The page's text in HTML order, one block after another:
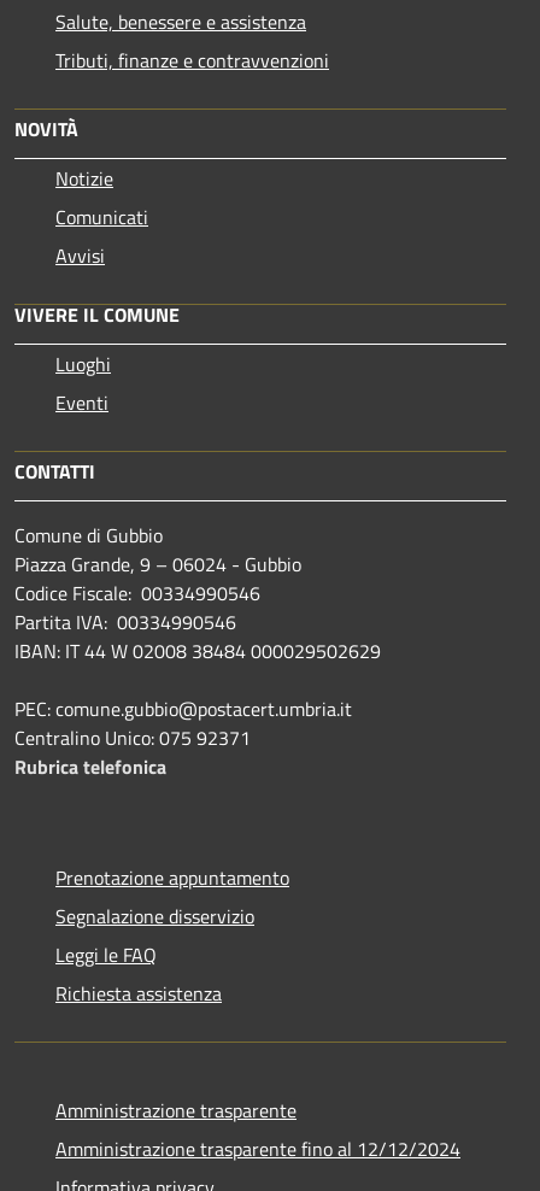
Salute, benessere e assistenza
Tributi, finanze e contravvenzioni
NOVITÀ
Notizie
Comunicati
Avvisi
VIVERE IL COMUNE
Luoghi
Eventi
CONTATTI
Comune di Gubbio
Piazza Grande, 9 – 06024 - Gubbio
Codice Fiscale: 00334990546
Partita IVA: 00334990546
IBAN: IT 44 W 02008 38484 000029502629
PEC: comune.gubbio@postacert.umbria.it
Centralino Unico: 075 92371
Rubrica telefonica
Prenotazione appuntamento
Segnalazione disservizio
Leggi le FAQ
Richiesta assistenza
Amministrazione trasparente
Amministrazione trasparente fino al 12/12/2024